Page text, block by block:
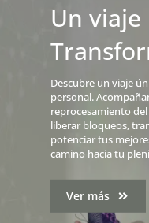
Un
Descubre un viaje
personal.
reprocesamiento
liberar bloqueos,
potenciar tus
camino hacia tu
Ver más
Psico-
Conocimientos y
y desarrollar las
humano de
experiencias
Ver más